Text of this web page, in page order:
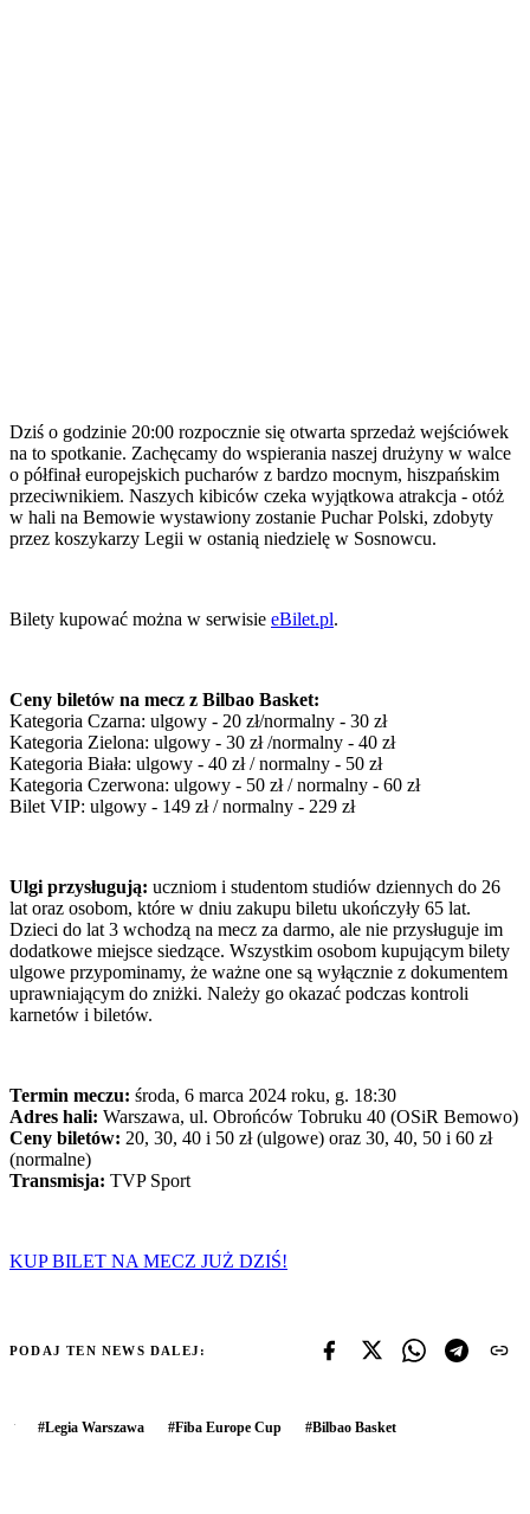
Dziś o godzinie 20:00 rozpocznie się otwarta sprzedaż wejściówek
na to spotkanie. Zachęcamy do wspierania naszej drużyny w walce
o półfinał europejskich pucharów z bardzo mocnym, hiszpańskim
przeciwnikiem. Naszych kibiców czeka wyjątkowa atrakcja - otóż
w hali na Bemowie wystawiony zostanie Puchar Polski, zdobyty
przez koszykarzy Legii w ostanią niedzielę w Sosnowcu.
Bilety kupować można w serwisie eBilet.pl.
Ceny biletów na mecz z Bilbao Basket:
Kategoria Czarna: ulgowy - 20 zł/normalny - 30 zł
Kategoria Zielona: ulgowy - 30 zł /normalny - 40 zł
Kategoria Biała: ulgowy - 40 zł / normalny - 50 zł
Kategoria Czerwona: ulgowy - 50 zł / normalny - 60 zł
Bilet VIP: ulgowy - 149 zł / normalny - 229 zł
Ulgi przysługują: uczniom i studentom studiów dziennych do 26
lat oraz osobom, które w dniu zakupu biletu ukończyły 65 lat.
Dzieci do lat 3 wchodzą na mecz za darmo, ale nie przysługuje im
dodatkowe miejsce siedzące. Wszystkim osobom kupującym bilety
ulgowe przypominamy, że ważne one są wyłącznie z dokumentem
uprawniającym do zniżki. Należy go okazać podczas kontroli
karnetów i biletów.
Termin meczu: środa, 6 marca 2024 roku, g. 18:30
Adres hali: Warszawa, ul. Obrońców Tobruku 40 (OSiR Bemowo)
Ceny biletów: 20, 30, 40 i 50 zł (ulgowe) oraz 30, 40, 50 i 60 zł
(normalne)
Transmisja: TVP Sport
KUP BILET NA MECZ JUŻ DZIŚ!
PODAJ TEN NEWS DALEJ:
#Legia Warszawa #Fiba Europe Cup #Bilbao Basket